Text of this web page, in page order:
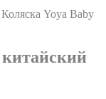
Коляска Yoya Baby